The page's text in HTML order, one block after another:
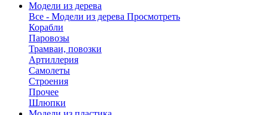
Модели из дерева
Все - Модели из дерева Просмотреть
Корабли
Паровозы
Трамваи, повозки
Артиллерия
Самолеты
Строения
Прочее
Шлюпки